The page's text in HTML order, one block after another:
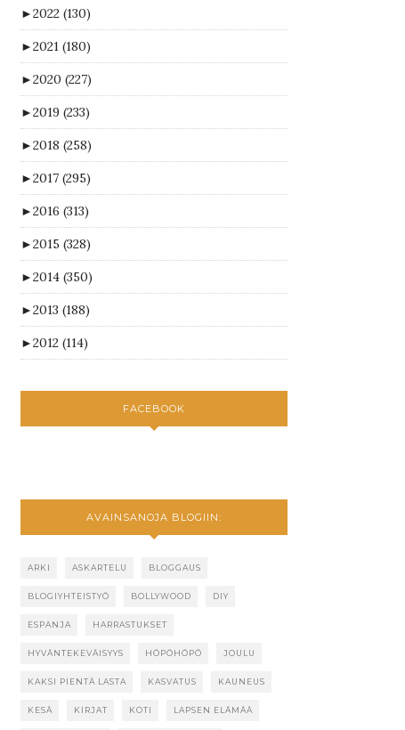
►2022 (130)
►2021 (180)
►2020 (227)
►2019 (233)
►2018 (258)
►2017 (295)
►2016 (313)
►2015 (328)
►2014 (350)
►2013 (188)
►2012 (114)
FACEBOOK
AVAINSANOJA BLOGIIN:
ARKI ASKARTELU BLOGGAUS
BLOGIYHTEISTYÖ BOLLYWOOD DIY
ESPANJA HARRASTUKSET
HYVÄNTEKEVÄISYYS HÖPÖHÖPÖ JOULU
KAKSI PIENTÄ LASTA KASVATUS KAUNEUS
KESÄ KIRJAT KOTI LAPSEN ELÄMÄÄ